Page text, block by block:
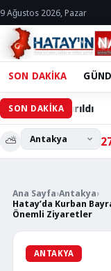
9 Ağustos 2026, Pazar
SON DAKİKA
SON DAKİKA
⛅
Ana Sayfa›Antakya›
Hatay’da Kurban
Önemli Ziyaretler
ANTAKYA